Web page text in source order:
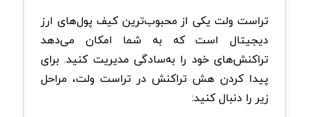
تراست ولت یکی از محبوب‌ترین کیف پول‌های ارز
دیجیتال است که به شما امکان می‌دهد
تراکنش‌های خود را به‌سادگی مدیریت کنید. برای
پیدا کردن هش تراکنش در تراست ولت، مراحل
زیر را دنبال کنید: